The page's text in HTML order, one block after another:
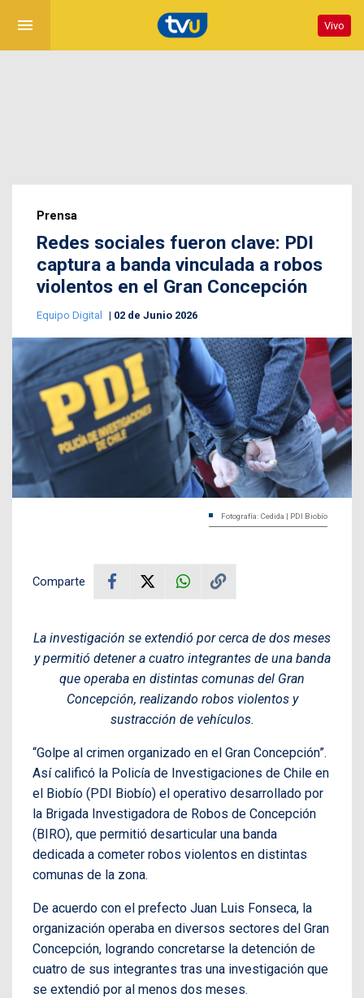
menu Vivo
Prensa
Redes sociales fueron clave: PDI
captura a banda vinculada a robos
violentos en el Gran Concepción
Equipo Digital 02 de Junio 2026
Fotografía: Cedida | PDI Biobío
Comparte
La investigación se extendió por cerca de dos meses
y permitió detener a cuatro integrantes de una banda
que operaba en distintas comunas del Gran
Concepción, realizando robos violentos y
sustracción de vehículos.
“Golpe al crimen organizado en el Gran Concepción”.
Así calificó la Policía de Investigaciones de Chile en
el Biobío (PDI Biobío) el operativo desarrollado por
la Brigada Investigadora de Robos de Concepción
(BIRO), que permitió desarticular una banda
dedicada a cometer robos violentos en distintas
comunas de la zona.
De acuerdo con el prefecto Juan Luis Fonseca, la
organización operaba en diversos sectores del Gran
Concepción, logrando concretarse la detención de
cuatro de sus integrantes tras una investigación que
se extendió por al menos dos meses.